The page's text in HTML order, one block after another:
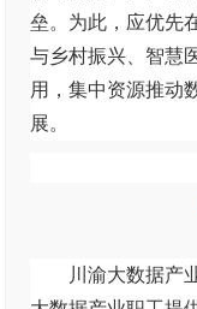
垒。为此，应优先
与乡村振兴、智慧
用，集中资源推动
展。
川渝大数据产